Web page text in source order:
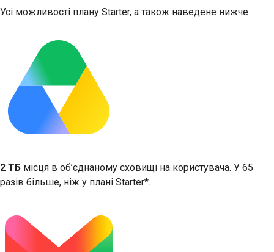
Усі можливості плану Starter, а також наведене нижче
2 ТБ місця в об’єднаному сховищі на користувача. У 65
разів більше, ніж у плані Starter*.